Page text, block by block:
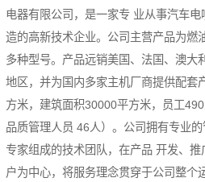
电器有限公司，是一家专 业从事汽车
造的高新技术企业。公司主营产品为燃
多种型号。产品远销美国、法国、澳大
地区，并为国内多家主机厂商提供配套
方米，建筑面积30000平方米，员工
品质管理人员 46人）。公司拥有专业
专家组成的技术团队，在产品 开发、
户为中心，将服务理念贯穿于公司整个